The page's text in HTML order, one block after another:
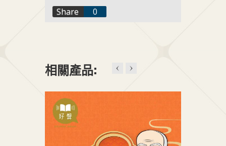
Share
f
0
相關產品: